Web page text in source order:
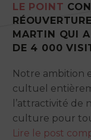
LE POINT
MARTIN QUI
DE 4 000
Notre ambition
cultuel
l’attractivité de
culture pour
Lire le post